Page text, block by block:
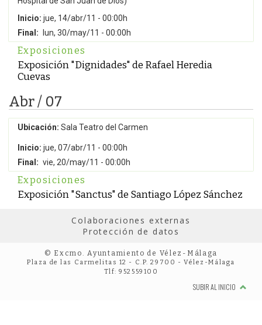
Inicio: jue, 14/abr/11 - 00:00h
Final:
lun, 30/may/11 - 00:00h
Exposiciones
Exposición "Dignidades" de Rafael Heredia
Cuevas
Abr / 07
Ubicación: Sala Teatro del Carmen
Inicio: jue, 07/abr/11 - 00:00h
Final: vie, 20/may/11 - 00:00h
Exposiciones
Exposición "Sanctus" de Santiago López Sánchez
Colaboraciones externas
Protección de datos
© Excmo. Ayuntamiento de Vélez-Málaga
Plaza de las Carmelitas 12 - C.P. 29700 - Vélez-Málaga
Tlf: 952559100
SUBIR AL INICIO